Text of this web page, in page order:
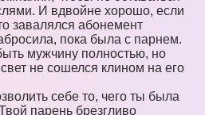
И вдвойне хорошо, если
завалялся абонемент
пока была с парнем.
мужчину полностью, но
не сошелся клином на его
себе то, чего ты была
парень брезгливо